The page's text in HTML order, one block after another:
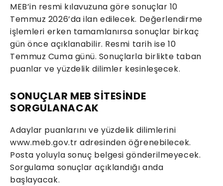
MEB’in resmi kılavuzuna göre sonuçlar 10
Temmuz 2026’da ilan edilecek. Değerlendirme
işlemleri erken tamamlanırsa sonuçlar birkaç
gün önce açıklanabilir. Resmi tarih ise 10
Temmuz Cuma günü. Sonuçlarla birlikte taban
puanlar ve yüzdelik dilimler kesinleşecek.
SONUÇLAR MEB SİTESİNDE
SORGULANACAK
Adaylar puanlarını ve yüzdelik dilimlerini
www.meb.gov.tr adresinden öğrenebilecek.
Posta yoluyla sonuç belgesi gönderilmeyecek.
Sorgulama sonuçlar açıklandığı anda
başlayacak.